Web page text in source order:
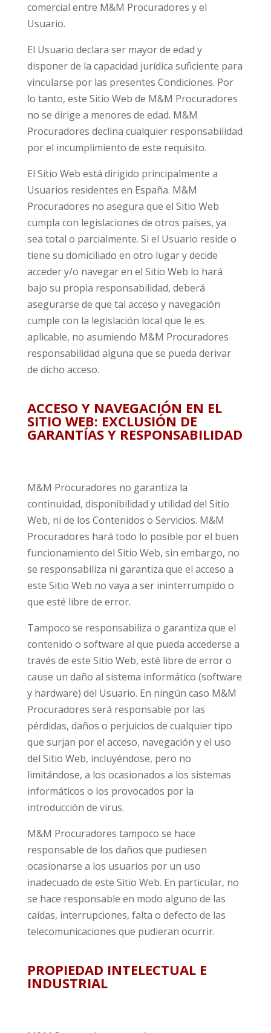
comercial entre M&M Procuradores y el
Usuario.
El Usuario declara ser mayor de edad y
disponer de la capacidad jurídica suficiente para
vincularse por las presentes Condiciones. Por
lo tanto, este Sitio Web de M&M Procuradores
no se dirige a menores de edad. M&M
Procuradores declina cualquier responsabilidad
por el incumplimiento de este requisito.
El Sitio Web está dirigido principalmente a
Usuarios residentes en España. M&M
Procuradores no asegura que el Sitio Web
cumpla con legislaciones de otros países, ya
sea total o parcialmente. Si el Usuario reside o
tiene su domiciliado en otro lugar y decide
acceder y/o navegar en el Sitio Web lo hará
bajo su propia responsabilidad, deberá
asegurarse de que tal acceso y navegación
cumple con la legislación local que le es
aplicable, no asumiendo M&M Procuradores
responsabilidad alguna que se pueda derivar
de dicho acceso.
ACCESO Y NAVEGACIÓN EN EL
SITIO WEB: EXCLUSIÓN DE
GARANTÍAS Y RESPONSABILIDAD
M&M Procuradores no garantiza la
continuidad, disponibilidad y utilidad del Sitio
Web, ni de los Contenidos o Servicios. M&M
Procuradores hará todo lo posible por el buen
funcionamiento del Sitio Web, sin embargo, no
se responsabiliza ni garantiza que el acceso a
este Sitio Web no vaya a ser ininterrumpido o
que esté libre de error.
Tampoco se responsabiliza o garantiza que el
contenido o software al que pueda accederse a
través de este Sitio Web, esté libre de error o
cause un daño al sistema informático (software
y hardware) del Usuario. En ningún caso M&M
Procuradores será responsable por las
pérdidas, daños o perjuicios de cualquier tipo
que surjan por el acceso, navegación y el uso
del Sitio Web, incluyéndose, pero no
limitándose, a los ocasionados a los sistemas
informáticos o los provocados por la
introducción de virus.
M&M Procuradores tampoco se hace
responsable de los daños que pudiesen
ocasionarse a los usuarios por un uso
inadecuado de este Sitio Web. En particular, no
se hace responsable en modo alguno de las
caídas, interrupciones, falta o defecto de las
telecomunicaciones que pudieran ocurrir.
PROPIEDAD INTELECTUAL E
INDUSTRIAL